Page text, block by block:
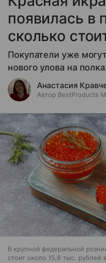
появилась в
сколько
Покупатели уже
нового улова на
Анастасия
Автор BestProducts
В крупной федеральной
стоит около 15,8 тыс. рублей